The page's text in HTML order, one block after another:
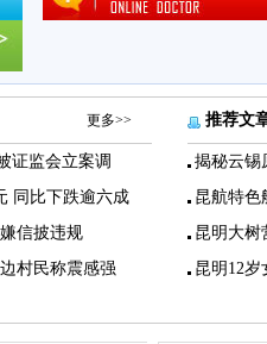
更多>>
证监会立案调
同比下跌逾六成
信披违规
村民称震感强
推荐文
揭秘云锡
昆航特色
昆明大树
昆明12